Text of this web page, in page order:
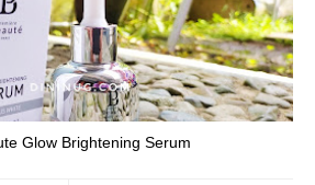
Glow Brightening Serum